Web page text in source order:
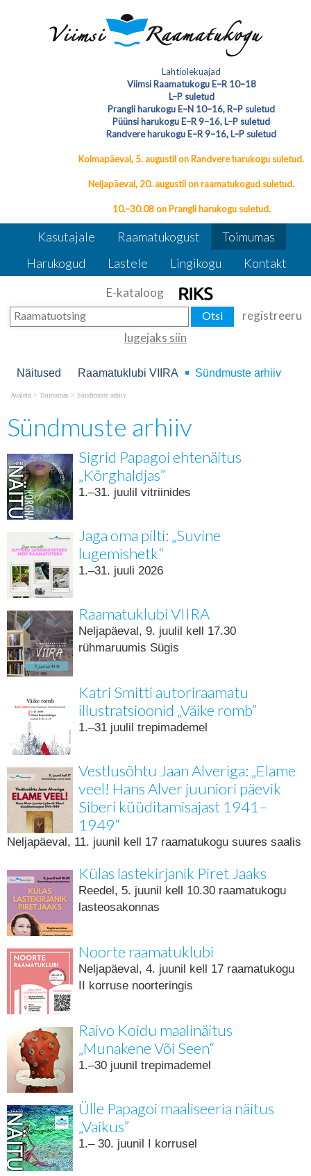
Sündmuste arhiiv
Sündmuste arhiivLahtiolekuajad
Viimsi Raamatukogu E–R 10–18
L–P suletud
Prangli harukogu E–N 10–16, R–P suletud
Püünsi harukogu E–R 9–16, L–P suletud
Randvere harukogu E–R 9–16, L–P suletud
Kolmapäeval, 5. augustil on Randvere harukogu suletud.
Neljapäeval, 20. augustil on raamatukogud suletud.
10.–30.08 on Prangli harukogu suletud.
Kasutajale Raamatukogust
Toimumas
Harukogud
Lastele Lingikogu Kontakt
E-kataloog
registreeru
lugejaks siin
Näitused Raamatuklubi VIIRA Sündmuste arhiiv
Avaleht > Toimumas > Sündmuste arhiiv
Sündmuste arhiiv
Sigrid Papagoi ehtenäitus
„Kõrghaldjas”
1.–31. juulil vitriinides
Jaga oma pilti: „Suvine
lugemishetk“
1.–31. juuli 2026
Raamatuklubi VIIRA
Neljapäeval, 9. juulil kell 17.30
rühmaruumis Sügis
Katri Smitti autoriraamatu
illustratsioonid „Väike romb”
1.–31 juulil trepimademel
Vestlusõhtu Jaan Alveriga: „Elame
veel! Hans Alver juuniori päevik
Siberi küüditamisajast 1941–
1949“
Neljapäeval, 11. juunil kell 17 raamatukogu suures saalis
Külas lastekirjanik Piret Jaaks
Reedel, 5. juunil kell 10.30 raamatukogu
lasteosakonnas
Noorte raamatuklubi
Neljapäeval, 4. juunil kell 17 raamatukogu
II korruse noorteringis
Raivo Koidu maalinäitus
„Munakene Või Seen“
1.–30 juunil trepimademel
Ülle Papagoi maaliseeria näitus
„Vaikus”
1.– 30. juunil I korrusel